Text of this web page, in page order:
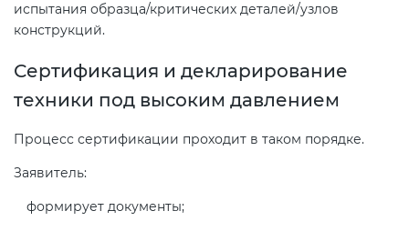
испытания образца/критических деталей/узлов
конструкций.
Сертификация и декларирование
техники под высоким давлением
Процесс сертификации проходит в таком порядке.
Заявитель:
формирует документы;